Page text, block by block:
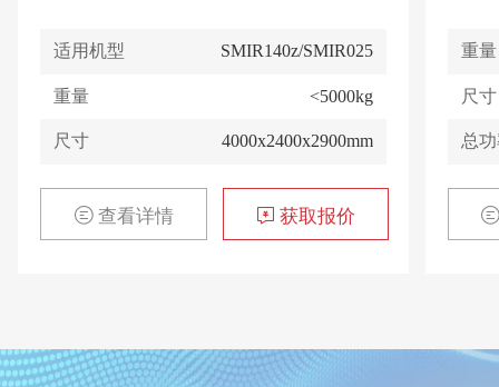
适用机型 SMIR140z/SMIR025
重量 <5000kg
尺寸 4000x2400x2900mm
查看详情 获取报价
重量
尺寸
总